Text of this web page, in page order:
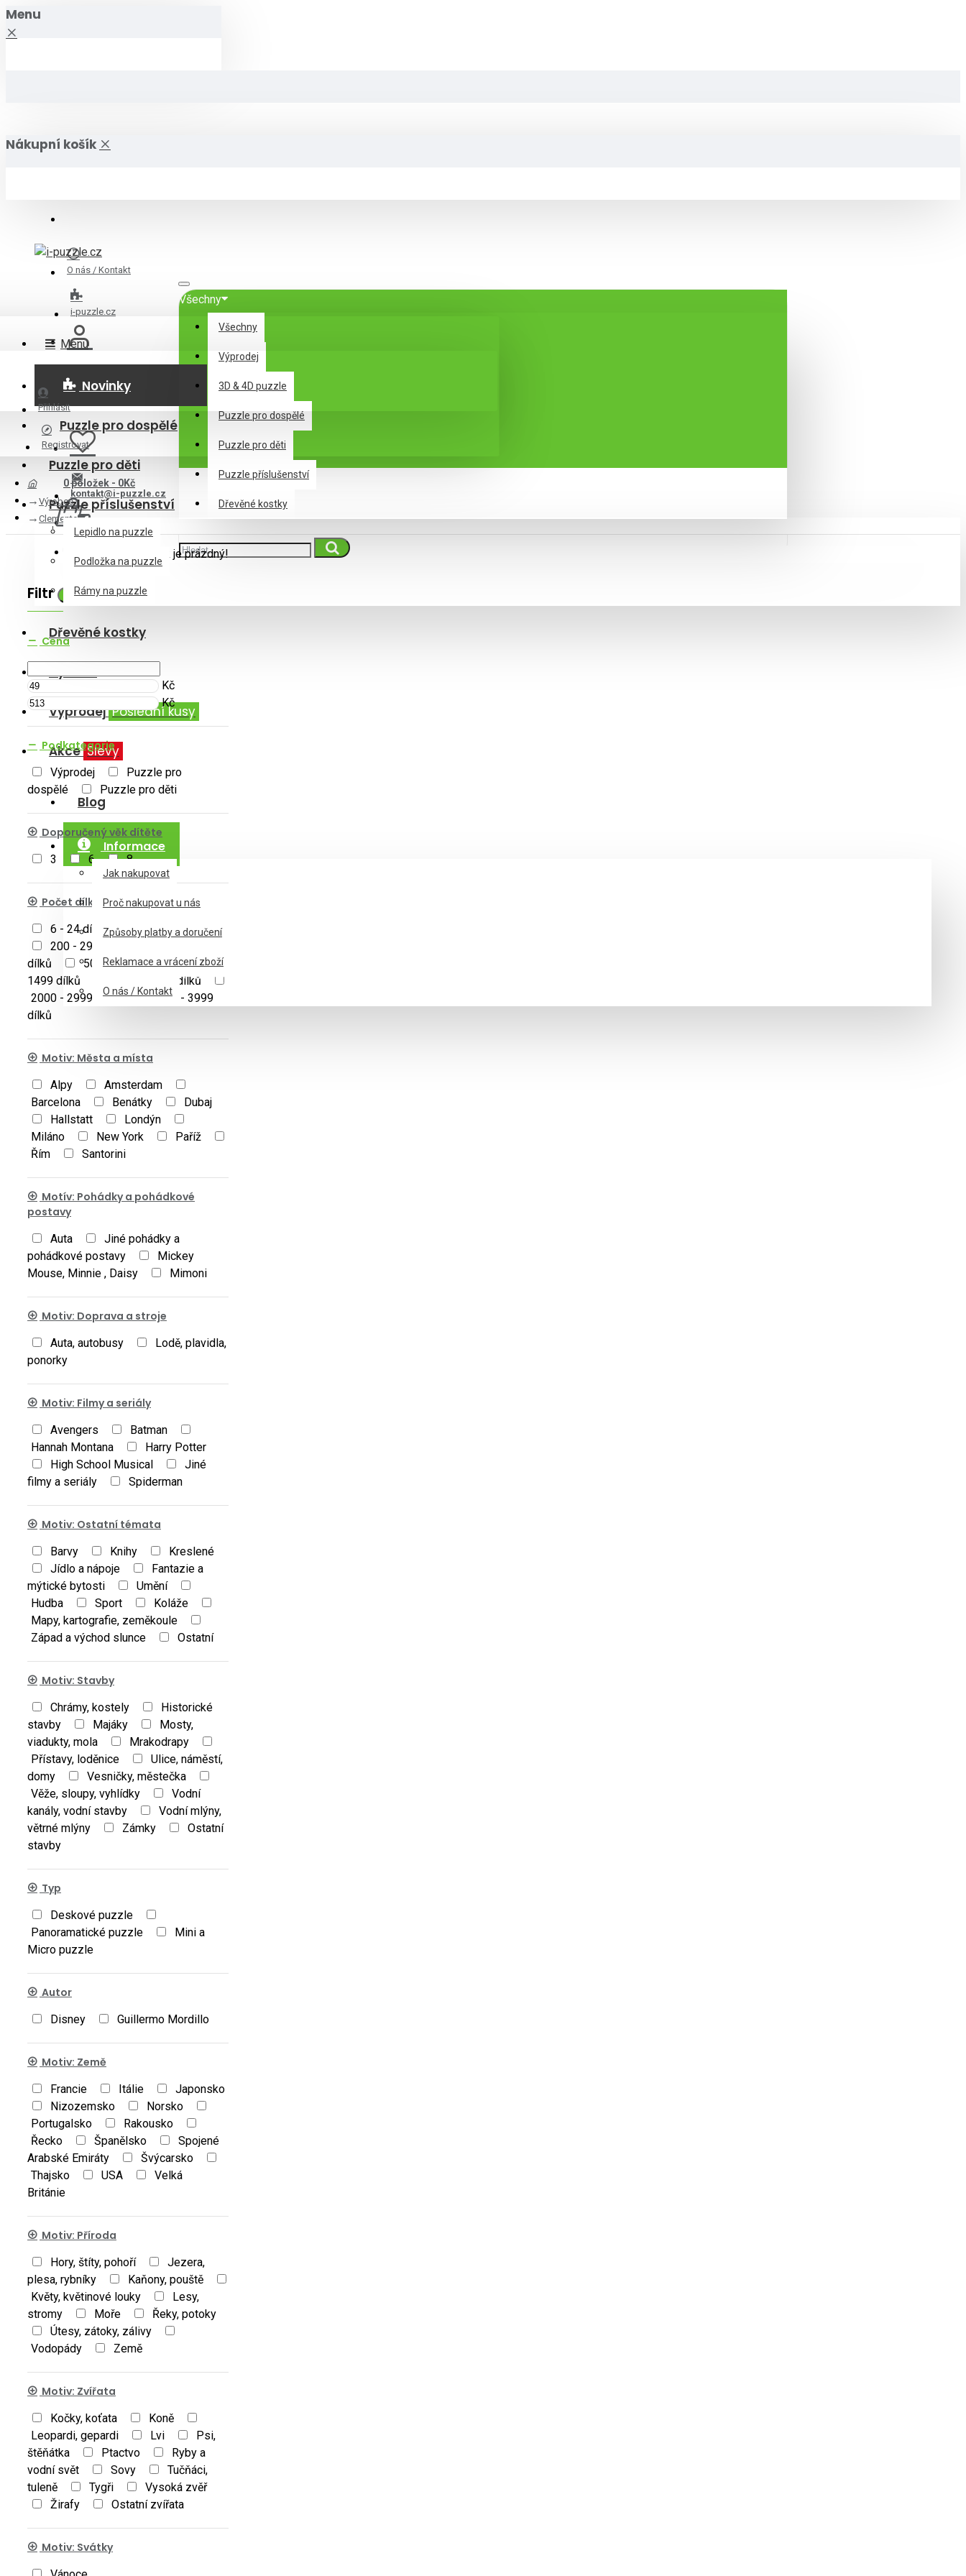
Menu
Nákupní košík
O nás / Kontakt
i-puzzle.cz
kontakt@i-puzzle.cz
Všechny
Všechny
Výprodej
3D & 4D puzzle
Puzzle pro dospělé
Puzzle pro děti
Puzzle příslušenství
Dřevěné kostky
0 položek - 0Kč
Váš nákupní košík je prázdný!
Menu
Novinky
Puzzle pro dospělé
Puzzle pro děti
Puzzle příslušenství
Lepidlo na puzzle
Podložka na puzzle
Rámy na puzzle
Dřevěné kostky
Výrobci
Výprodej Poslední kusy
Akce Slevy
Blog
Informace
Jak nakupovat
Proč nakupovat u nás
Způsoby platby a doručení
Reklamace a vrácení zboží
O nás / Kontakt
Přihlásit
Registrovat
Výrobce
Clementoni
Filtr Zrušit filtr
Cena
Kč
Kč
Podkategorie
Výprodej
Puzzle pro
dospělé
Puzzle pro děti
Doporučený věk dítěte
3 6 8
Počet dílků
6 - 24 dílků
100 - 199 dílků
200 - 299 dílků
dílků
500 - 999 dílků
1000 -
1499 dílků
1500 - 1999 dílků
2000 - 2999 dílků
3000 - 3999
dílků
Motiv: Města a místa
Alpy
Amsterdam
Barcelona
Benátky
Dubaj
Hallstatt
Londýn
Miláno
New York
Paříž
Řím
Santorini
Motív: Pohádky a pohádkové
postavy
Auta
Jiné pohádky a
pohádkové postavy
Mickey
Mouse, Minnie , Daisy
Mimoni
Motiv: Doprava a stroje
Auta, autobusy
Lodě, plavidla,
ponorky
Motiv: Filmy a seriály
Avengers
Batman
Hannah Montana
Harry Potter
High School Musical
Jiné
filmy a seriály
Spiderman
Motiv: Ostatní témata
Barvy Knihy
Kreslené
Jídlo a nápoje
Fantazie a
mýtické bytosti
Umění
Hudba
Sport
Koláže
Mapy, kartografie, zeměkoule
Západ a východ slunce
Ostatní
Motiv: Stavby
Chrámy, kostely
Historické
stavby
Majáky
Mosty,
viadukty, mola
Mrakodrapy
Přístavy, loděnice
Ulice, náměstí,
domy
Vesničky, městečka
Věže, sloupy, vyhlídky
Vodní
kanály, vodní stavby
Vodní mlýny,
větrné mlýny
Zámky
Ostatní
stavby
Typ
Deskové puzzle
Panoramatické puzzle
Mini a
Micro puzzle
Autor
Disney Guillermo Mordillo
Motiv: Země
Francie Itálie
Japonsko
Nizozemsko
Norsko
Portugalsko
Rakousko
Řecko
Španělsko
Spojené
Arabské Emiráty
Švýcarsko
Thajsko
USA
Velká
Británie
Motiv: Příroda
Hory, štíty, pohoří
Jezera,
plesa, rybníky
Kaňony, pouště
Květy, květinové louky
Lesy,
stromy
Moře
Řeky, potoky
Útesy, zátoky, zálivy
Vodopády
Země
Motiv: Zvířata
Kočky, koťata
Koně
Leopardi, gepardi
Lvi
Psi,
štěňátka
Ptactvo
Ryby a
vodní svět
Sovy
Tučňáci,
tuleně
Tygři
Vysoká zvěř
Žirafy
Ostatní zvířata
Motiv: Svátky